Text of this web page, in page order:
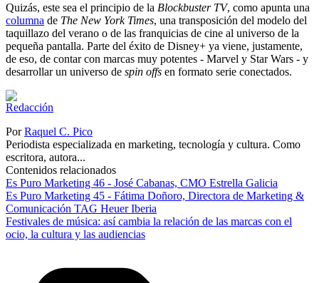
Quizás, este sea el principio de la Blockbuster TV, como apunta una
columna de The New York Times, una transposición del modelo del
taquillazo del verano o de las franquicias de cine al universo de la
pequeña pantalla. Parte del éxito de Disney+ ya viene, justamente,
de eso, de contar con marcas muy potentes - Marvel y Star Wars - y
desarrollar un universo de spin offs en formato serie conectados.
PorRaquel C. Pico
Periodista especializada en marketing, tecnología y cultura. Como
escritora, autora...
Contenidos relacionados
Es Puro Marketing 46 - José Cabanas, CMO Estrella Galicia
Es Puro Marketing 45 - Fátima Doñoro, Directora de Marketing &
Comunicación TAG Heuer Iberia
Festivales de música: así cambia la relación de las marcas con el
ocio, la cultura y las audiencias